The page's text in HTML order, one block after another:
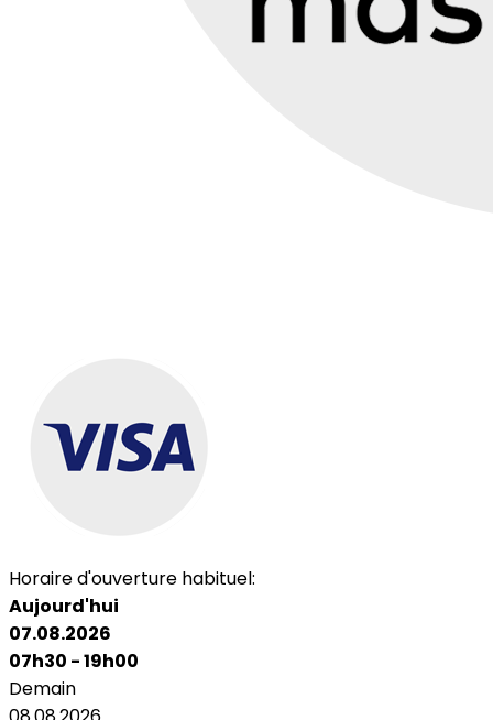
Horaire d'ouverture habituel:
Aujourd'hui
07.08.2026
07h30 - 19h00
Demain